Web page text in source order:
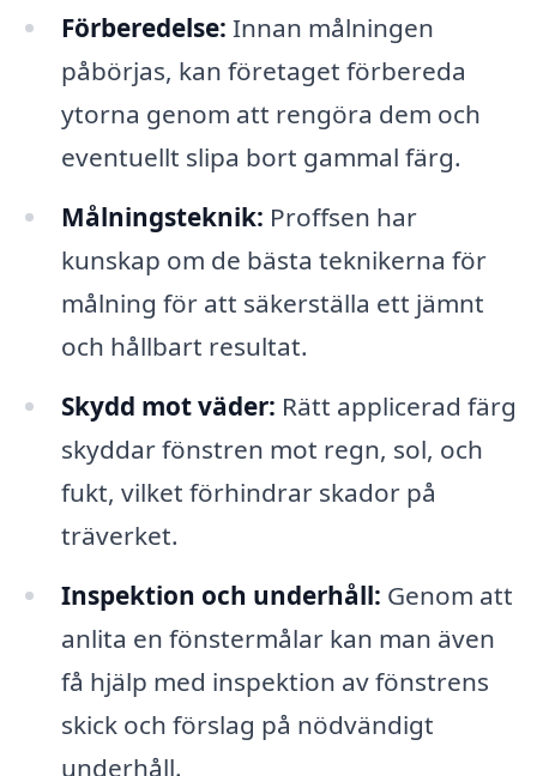
Förberedelse: Innan målningen
påbörjas, kan företaget förbereda
ytorna genom att rengöra dem och
eventuellt slipa bort gammal färg.
Målningsteknik: Proffsen har
kunskap om de bästa teknikerna för
målning för att säkerställa ett jämnt
och hållbart resultat.
Skydd mot väder: Rätt applicerad färg
skyddar fönstren mot regn, sol, och
fukt, vilket förhindrar skador på
träverket.
Inspektion och underhåll: Genom att
anlita en fönstermålar kan man även
få hjälp med inspektion av fönstrens
skick och förslag på nödvändigt
underhåll.